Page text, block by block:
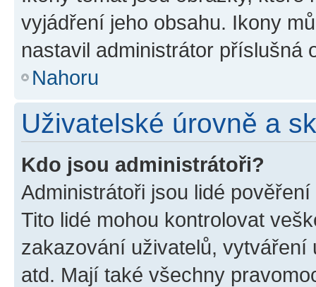
vyjádření jeho obsahu. Ikony
nastavil administrátor příslušná
Nahoru
Uživatelské úrovně a
Kdo jsou administrátoři?
Administrátoři jsou lidé
Tito lidé mohou kontrolovat
zakazování uživatelů,
atd. Mají také všechny